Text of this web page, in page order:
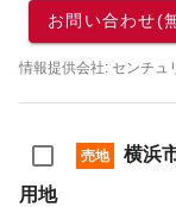
お問い合わせ(
情報提供会社: センチュ
売地
横浜
用地